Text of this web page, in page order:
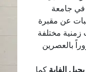
جامعة
عن مقبرة
مختلفة
بالعصرين
الفايةكما